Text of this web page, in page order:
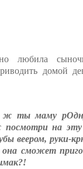
любила
домой
ж ты маму
на эту
веером, руки-
сможет